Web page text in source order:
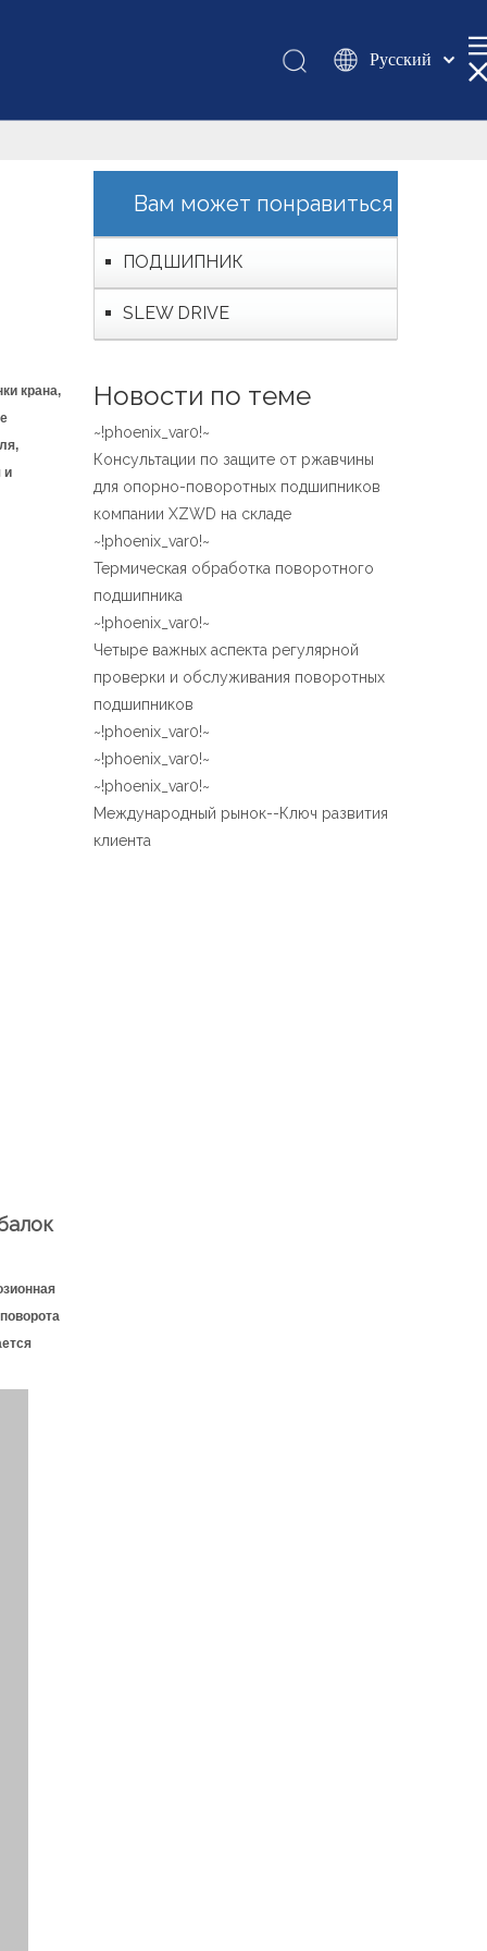
Pусский
românesc
Português
крана,
и
Вам может понравиться
ПОДШИПНИК
SLEW DRIVE
Новости по теме
~!phoenix_var0!~
Консультации по защите от ржавчины
для опорно-поворотных подшипников
компании XZWD на складе
~!phoenix_var0!~
Термическая обработка поворотного
подшипника
~!phoenix_var0!~
Четыре важных аспекта регулярной
проверки и обслуживания поворотных
подшипников
~!phoenix_var0!~
~!phoenix_var0!~
~!phoenix_var0!~
Международный рынок--Ключ развития
клиента